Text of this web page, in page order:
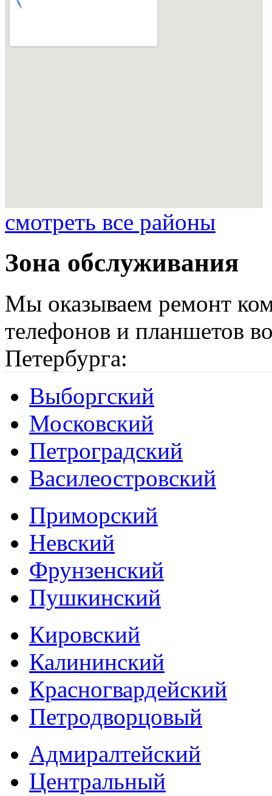
смотреть все районы
Зона обслуживания
Мы оказываем ремонт
телефонов и планшетов
Петербурга:
Выборгский
Московский
Петроградский
Василеостровский
Приморский
Невский
Фрунзенский
Пушкинский
Кировский
Калининский
Красногвардейский
Петродворцовый
Адмиралтейский
Центральный